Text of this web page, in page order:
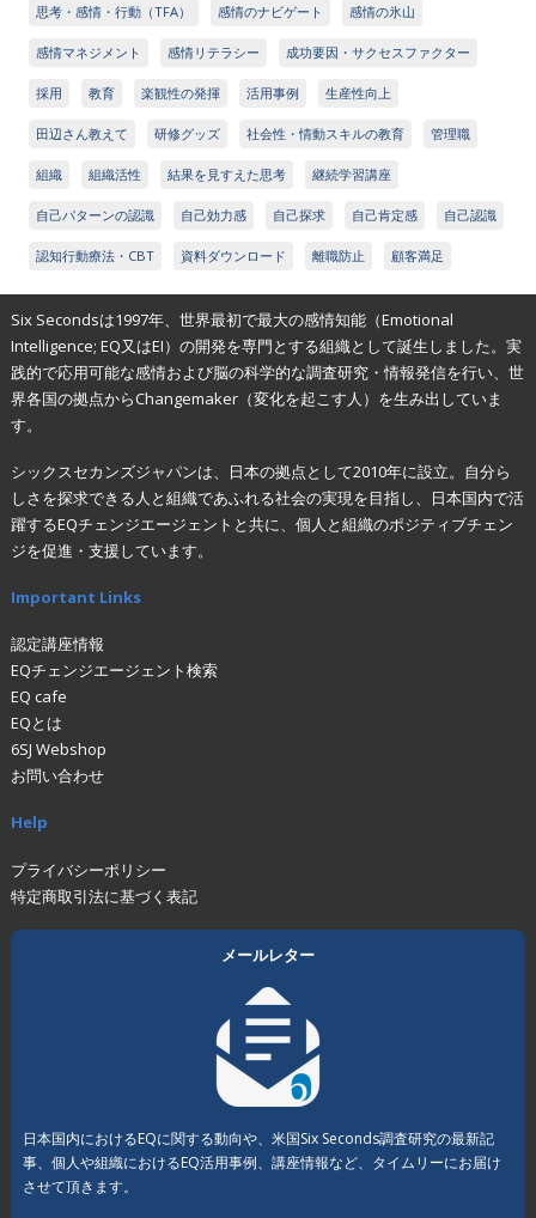
思考・感情・行動（TFA） 感情のナビゲート 感情の氷山
感情マネジメント 感情リテラシー 成功要因・サクセスファクター
採用 教育 楽観性の発揮 活用事例 生産性向上
田辺さん教えて 研修グッズ 社会性・情動スキルの教育 管理職
組織 組織活性 結果を見すえた思考 継続学習講座
自己パターンの認識 自己効力感 自己探求 自己肯定感 自己認識
認知行動療法・CBT 資料ダウンロード 離職防止 顧客満足
Six Secondsは1997年、世界最初で最大の感情知能（Emotional
Intelligence; EQ又はEI）の開発を専門とする組織として誕生しました。実
践的で応用可能な感情および脳の科学的な調査研究・情報発信を行い、世
界各国の拠点からChangemaker（変化を起こす人）を生み出していま
す。
シックスセカンズジャパンは、日本の拠点として2010年に設立。自分ら
しさを探求できる人と組織であふれる社会の実現を目指し、日本国内で活
躍するEQチェンジエージェントと共に、個人と組織のポジティブチェン
ジを促進・支援しています。
Important Links
認定講座情報
EQチェンジエージェント検索
EQ cafe
EQとは
6SJ Webshop
お問い合わせ
Help
プライバシーポリシー
特定商取引法に基づく表記
メールレター
日本国内におけるEQに関する動向や、米国Six Seconds調査研究の最新記
事、個人や組織におけるEQ活用事例、講座情報など、タイムリーにお届け
させて頂きます。